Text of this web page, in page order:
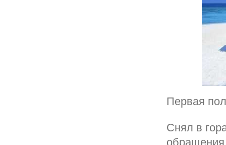
Первая
Снял в
обращения